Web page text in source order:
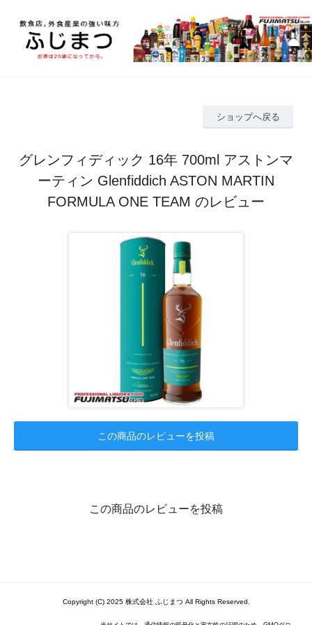
ショップへ戻る
グレンフィディック 16年 700ml アストンマ
ーティン Glenfiddich ASTON MARTIN
FORMULA ONE TEAM のレビュー
この商品のレビューを投稿
この商品のレビューを投稿
Copyright (C) 2025 株式会社 ふじまつ All Rights Reserved.